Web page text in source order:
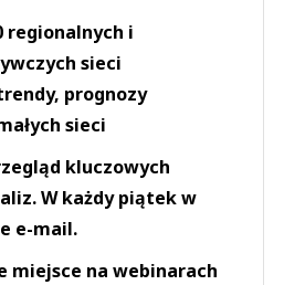
regionalnych i
sieci
prognozy
sieci
kluczowych
W każdy piątek w
e-mail.
miejsce na webinarach